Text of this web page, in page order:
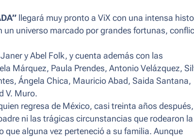
llegará muy pronto a ViX con una intensa
universo marcado por grandes fortunas,
y Abel Folk, y cuenta además con las
Márquez, Paula Prendes, Antonio Velázquez,
Ángela Chica, Mauricio Abad, Saida Santana,
V. Muro.
regresa de México, casi treinta años
ni las trágicas circunstancias que rodearon la
alguna vez perteneció a su familia. Aunque